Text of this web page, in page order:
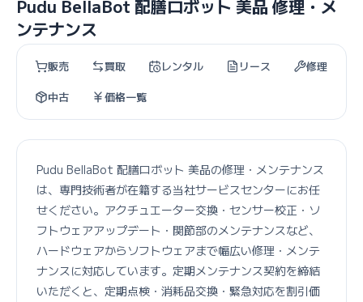
Pudu BellaBot 配膳ロボット 美品 修理・メ
ンテナンス
販売 買取 レンタル リース
修理
中古
価格一覧
Pudu BellaBot 配膳ロボット 美品の修理・メンテナンス
は、専門技術者が在籍する当社サービスセンターにお任
せください。アクチュエーター交換・センサー校正・ソ
フトウェアアップデート・関節部のメンテナンスなど、
ハードウェアからソフトウェアまで幅広い修理・メンテ
ナンスに対応しています。定期メンテナンス契約を締結
いただくと、定期点検・消耗品交換・緊急対応を割引価